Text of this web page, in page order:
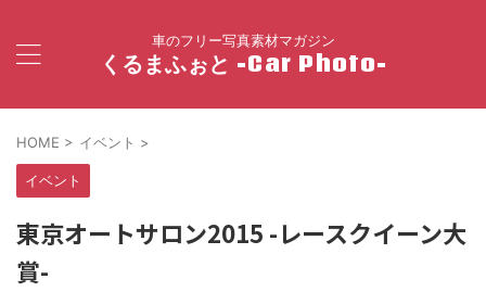
車のフリー写真素材マガジン
くるまふぉと -Car Photo-
HOME > イベント >
イベント
東京オートサロン2015 -レースクイーン大
賞-